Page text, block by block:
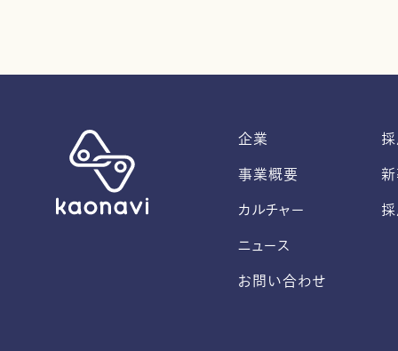
企業
事業概要
カルチャー
ニュース
お問い合わせ